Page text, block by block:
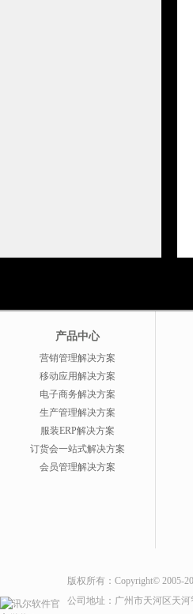
产品中心
营销管理解决方案
移动应用解决方案
电子商务解决方案
生产管理解决方案
服装ERP解决方案
订货会一站式解决方案
会员管理解决方案
版权所有：Copyright© 2005-
公司地址：广州市天河区天